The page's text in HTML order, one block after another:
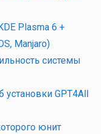
Plasma 6 +
Manjaro)
системы
GPT4All
юнит